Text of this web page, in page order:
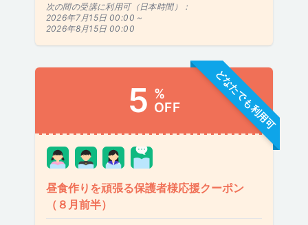
次の間の受講に利用可（日本時間）：
2026年7月15日 00:00 ~
2026年8月15日 00:00
どなたでも利用可
5 %
OFF
昼食作りを頑張る保護者様応援クーポン
（８月前半）